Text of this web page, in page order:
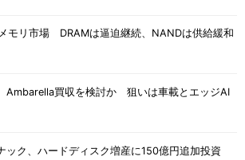
モリ市場 DRAMは逼迫継続、NANDは供給緩和
Ambarella買収を検討か 狙いは車載とエッジAI
ック、ハードディスク増産に150億円追加投資